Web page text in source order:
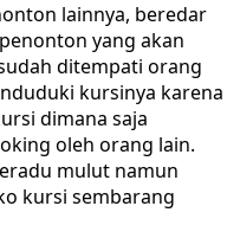
lainnya, beredar
yang akan
ditempati orang
kursinya karena
dimana saja
oleh orang lain.
mulut namun
kursi sembarang